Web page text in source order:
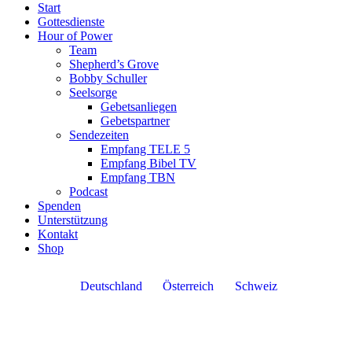
Start
Gottesdienste
Hour of Power
Team
Shepherd’s Grove
Bobby Schuller
Seelsorge
Gebetsanliegen
Gebetspartner
Sendezeiten
Empfang TELE 5
Empfang Bibel TV
Empfang TBN
Podcast
Spenden
Unterstützung
Kontakt
Shop
Deutschland Österreich Schweiz